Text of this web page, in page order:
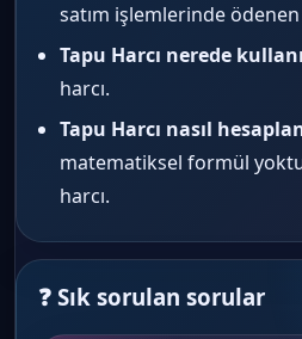
satım işlemlerinde
Tapu Harcı nerede
harcı.
Tapu Harcı nasıl
matematiksel formül
harcı.
❓ Sık sorulan sorular